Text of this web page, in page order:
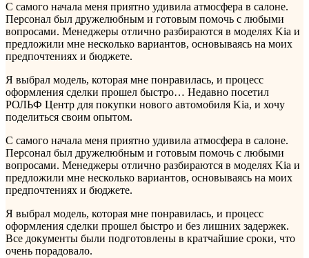
С самого начала меня приятно удивила атмосфера в салоне.
Персонал был дружелюбным и готовым помочь с любыми
вопросами. Менеджеры отлично разбираются в моделях Kia и
предложили мне несколько вариантов, основываясь на моих
предпочтениях и бюджете.
Я выбрал модель, которая мне понравилась, и процесс
оформления сделки прошел быстро… Недавно посетил
РОЛЬФ Центр для покупки нового автомобиля Kia, и хочу
поделиться своим опытом.
С самого начала меня приятно удивила атмосфера в салоне.
Персонал был дружелюбным и готовым помочь с любыми
вопросами. Менеджеры отлично разбираются в моделях Kia и
предложили мне несколько вариантов, основываясь на моих
предпочтениях и бюджете.
Я выбрал модель, которая мне понравилась, и процесс
оформления сделки прошел быстро и без лишних задержек.
Все документы были подготовлены в кратчайшие сроки, что
очень порадовало.